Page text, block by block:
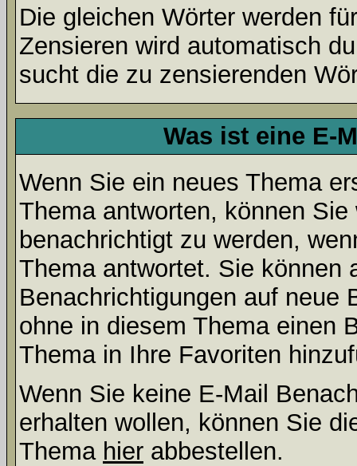
Die gleichen Wörter werden
Zensieren wird automatisch
sucht die zu zensierenden
Was ist eine E-
Wenn Sie ein neues Thema
Thema antworten, können
benachrichtigt zu werden,
Thema antwortet. Sie können
Benachrichtigungen auf neue
ohne in diesem Thema einen
Thema in Ihre Favoriten
Wenn Sie keine E-Mail
erhalten wollen, können Sie
Thema hier abbestellen.